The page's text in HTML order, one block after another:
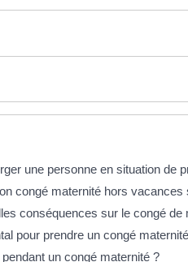
une personne en situation de
congé maternité hors vacances
conséquences sur le congé de
pour prendre un congé
un congé maternité ?